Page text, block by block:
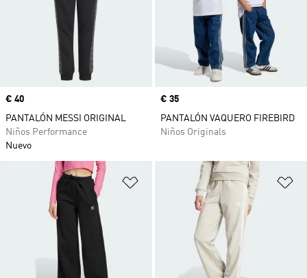
Precio
€ 40
PANTALÓN MESSI ORIGINAL
Niños Performance
Nuevo
Precio
€ 35
PANTALÓN VAQUERO FIREBIRD
Niños Originals
Añadir a la lista de deseos